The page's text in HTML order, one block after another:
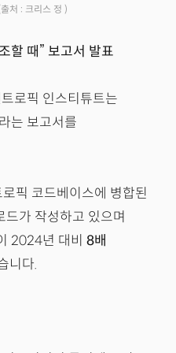
처 : 크리스 정 )
할 때” 보고서 발표
로픽 인스티튜트는
라는 보고서를
픽 코드베이스에 병합된
드가 작성하고 있으며
2024년 대비 8배
니다.